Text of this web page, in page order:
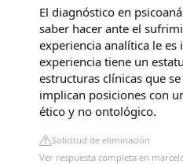
El diagnóstico en
saber hacer ante el
experiencia analítica le es
experiencia tiene un
estructuras clínicas que
implican posiciones con
ético y no ontológico.
Solicitud de eliminación
Ver respuesta completa en